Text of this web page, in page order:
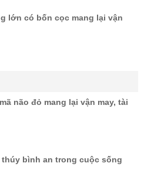
lớn có bốn cọc mang lại vận
não đỏ mang lại vận may, tài
bình an trong cuộc sống